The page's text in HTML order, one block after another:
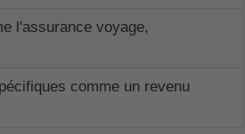
l'assurance voyage,
comme un revenu